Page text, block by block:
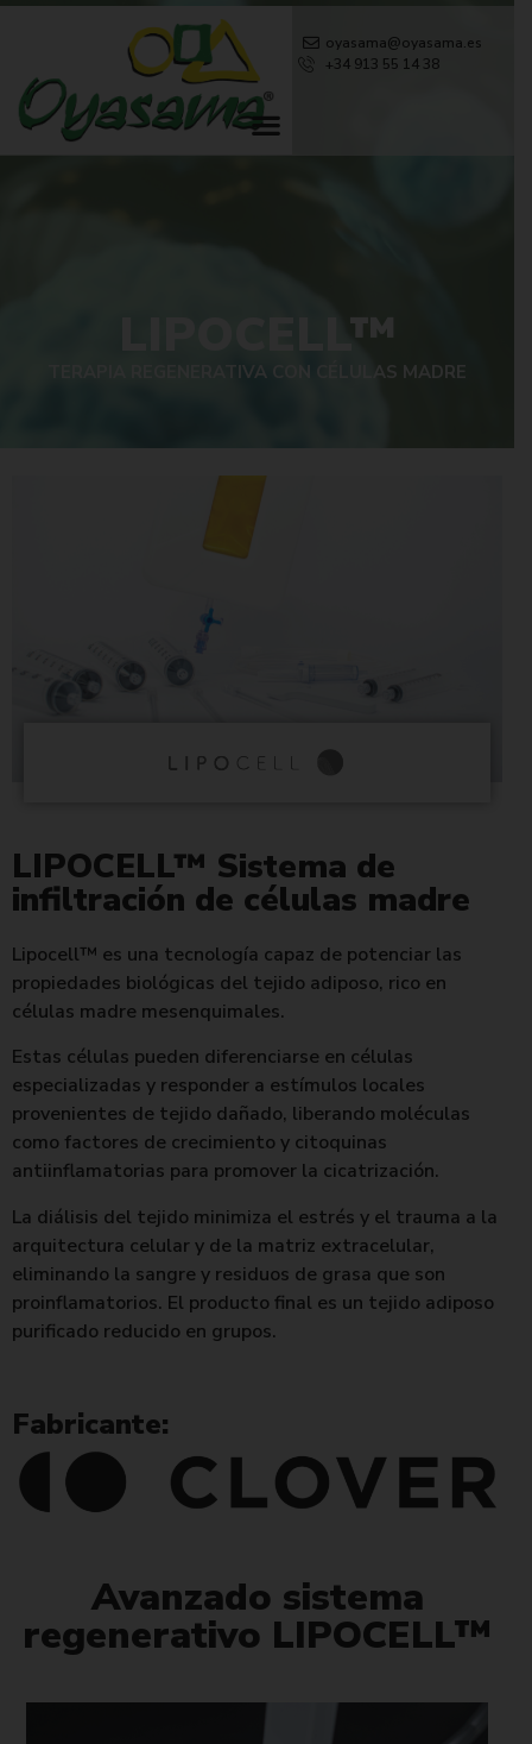
oyasama@oyasama.es
+34 913 55 14 38
LIPOCELL™
TERAPIA REGENERATIVA CON CÉLULAS MADRE
LIPOCELL™ Sistema de
infiltración de células madre
Lipocell™ es una tecnología capaz de potenciar las
propiedades biológicas del tejido adiposo, rico en
células madre mesenquimales.
Estas células pueden diferenciarse en células
especializadas y responder a estímulos locales
provenientes de tejido dañado, liberando moléculas
como factores de crecimiento y citoquinas
antiinflamatorias para promover la cicatrización.
La diálisis del tejido minimiza el estrés y el trauma a la
arquitectura celular y de la matriz extracelular,
eliminando la sangre y residuos de grasa que son
proinflamatorios. El producto final es un tejido adiposo
purificado reducido en grupos.
Fabricante:
Avanzado sistema
regenerativo LIPOCELL™